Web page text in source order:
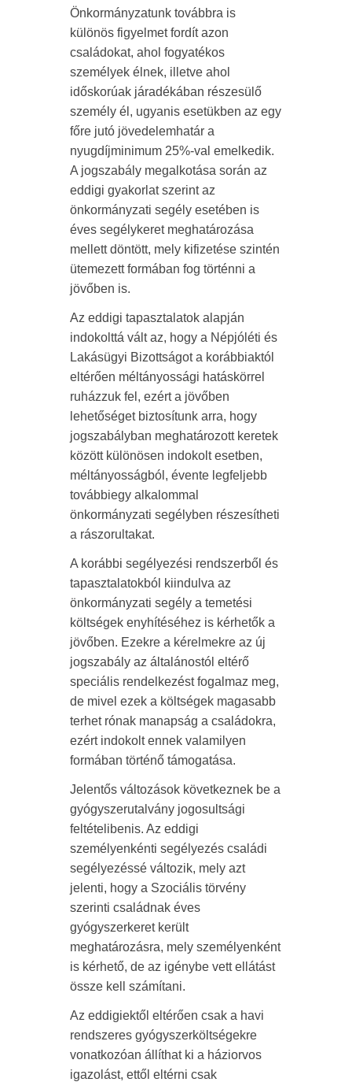
Önkormányzatunk továbbra is
különös figyelmet fordít azon
családokat, ahol fogyatékos
személyek élnek, illetve ahol
időskorúak járadékában részesülő
személy él, ugyanis esetükben az egy
főre jutó jövedelemhatár a
nyugdíjminimum 25%-val emelkedik.
A jogszabály megalkotása során az
eddigi gyakorlat szerint az
önkormányzati segély esetében is
éves segélykeret meghatározása
mellett döntött, mely kifizetése szintén
ütemezett formában fog történni a
jövőben is.
Az eddigi tapasztalatok alapján
indokolttá vált az, hogy a Népjóléti és
Lakásügyi Bizottságot a korábbiaktól
eltérően méltányossági hatáskörrel
ruházzuk fel, ezért a jövőben
lehetőséget biztosítunk arra, hogy
jogszabályban meghatározott keretek
között különösen indokolt esetben,
méltányosságból, évente legfeljebb
továbbiegy alkalommal
önkormányzati segélyben részesítheti
a rászorultakat.
A korábbi segélyezési rendszerből és
tapasztalatokból kiindulva az
önkormányzati segély a temetési
költségek enyhítéséhez is kérhetők a
jövőben. Ezekre a kérelmekre az új
jogszabály az általánostól eltérő
speciális rendelkezést fogalmaz meg,
de mivel ezek a költségek magasabb
terhet rónak manapság a családokra,
ezért indokolt ennek valamilyen
formában történő támogatása.
Jelentős változások következnek be a
gyógyszerutalvány jogosultsági
feltételibenis. Az eddigi
személyenkénti segélyezés családi
segélyezéssé változik, mely azt
jelenti, hogy a Szociális törvény
szerinti családnak éves
gyógyszerkeret került
meghatározásra, mely személyenként
is kérhető, de az igénybe vett ellátást
össze kell számítani.
Az eddigiektől eltérően csak a havi
rendszeres gyógyszerköltségekre
vonatkozóan állíthat ki a háziorvos
igazolást, ettől eltérni csak